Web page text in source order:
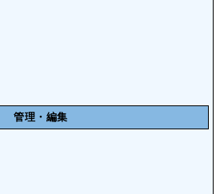
管理・編集